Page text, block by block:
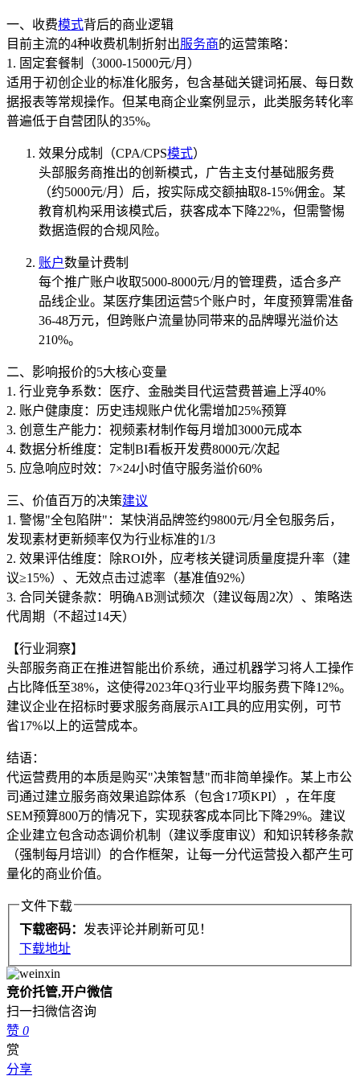
一、收费模式背后的商业逻辑
目前主流的4种收费机制折射出服务商的运营策略：
1. 固定套餐制（3000-15000元/月）
适用于初创企业的标准化服务，包含基础关键词拓展、每日数
据报表等常规操作。但某电商企业案例显示，此类服务转化率
普遍低于自营团队的35%。
效果分成制（CPA/CPS模式）
头部服务商推出的创新模式，广告主支付基础服务费
（约5000元/月）后，按实际成交额抽取8-15%佣金。某
教育机构采用该模式后，获客成本下降22%，但需警惕
数据造假的合规风险。
账户数量计费制
每个推广账户收取5000-8000元/月的管理费，适合多产
品线企业。某医疗集团运营5个账户时，年度预算需准备
36-48万元，但跨账户流量协同带来的品牌曝光溢价达
210%。
二、影响报价的5大核心变量
1. 行业竞争系数：医疗、金融类目代运营费普遍上浮40%
2. 账户健康度：历史违规账户优化需增加25%预算
3. 创意生产能力：视频素材制作每月增加3000元成本
4. 数据分析维度：定制BI看板开发费8000元/次起
5. 应急响应时效：7×24小时值守服务溢价60%
三、价值百万的决策建议
1. 警惕"全包陷阱"：某快消品牌签约9800元/月全包服务后，
发现素材更新频率仅为行业标准的1/3
2. 效果评估维度：除ROI外，应考核关键词质量度提升率（建
议≥15%）、无效点击过滤率（基准值92%）
3. 合同关键条款：明确AB测试频次（建议每周2次）、策略迭
代周期（不超过14天）
【行业洞察】
头部服务商正在推进智能出价系统，通过机器学习将人工操作
占比降低至38%，这使得2023年Q3行业平均服务费下降12%。
建议企业在招标时要求服务商展示AI工具的应用实例，可节
省17%以上的运营成本。
结语：
代运营费用的本质是购买"决策智慧"而非简单操作。某上市公
司通过建立服务商效果追踪体系（包含17项KPI），在年度
SEM预算800万的情况下，实现获客成本同比下降29%。建议
企业建立包含动态调价机制（建议季度审议）和知识转移条款
（强制每月培训）的合作框架，让每一分代运营投入都产生可
量化的商业价值。
文件下载
下载密码： 发表评论并刷新可见！
下载地址
竞价托管,开户微信
扫一扫微信咨询
赞 0
赏
分享